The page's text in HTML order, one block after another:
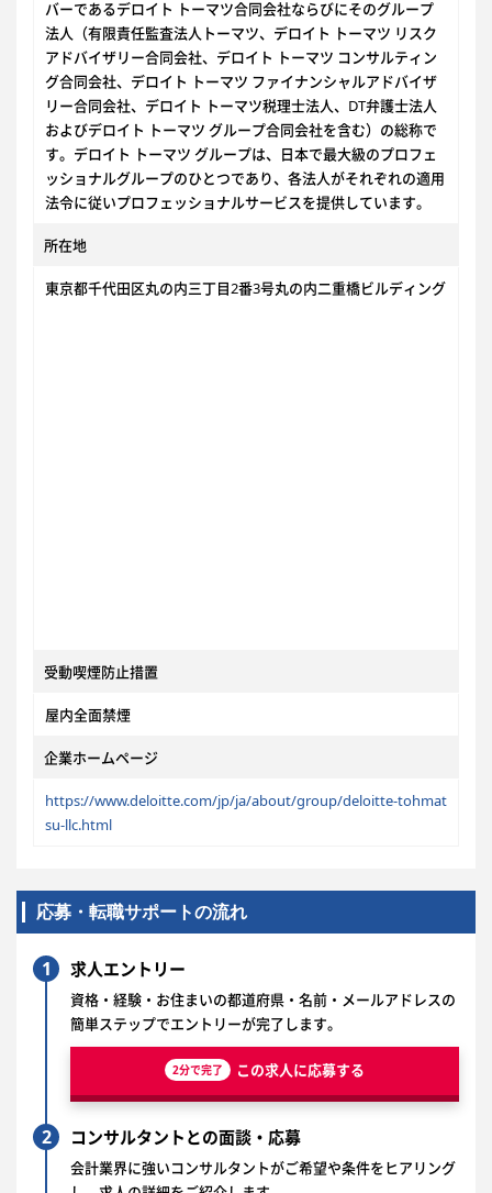
バーであるデロイト トーマツ合同会社ならびにそのグループ
法人（有限責任監査法人トーマツ、デロイト トーマツ リスク
アドバイザリー合同会社、デロイト トーマツ コンサルティン
グ合同会社、デロイト トーマツ ファイナンシャルアドバイザ
リー合同会社、デロイト トーマツ税理士法人、DT弁護士法人
およびデロイト トーマツ グループ合同会社を含む）の総称で
す。デロイト トーマツ グループは、日本で最大級のプロフェ
ッショナルグループのひとつであり、各法人がそれぞれの適用
法令に従いプロフェッショナルサービスを提供しています。
所在地
東京都千代田区丸の内三丁目2番3号丸の内二重橋ビルディング
受動喫煙防止措置
屋内全面禁煙
企業ホームページ
https://www.deloitte.com/jp/ja/about/group/deloitte-tohmat
su-llc.html
応募・転職サポートの流れ
1 求人エントリー
資格・経験・お住まいの都道府県・名前・メールアドレスの
簡単ステップでエントリーが完了します。
2分で完了 この求人に応募する
2 コンサルタントとの面談・応募
会計業界に強いコンサルタントがご希望や条件をヒアリング